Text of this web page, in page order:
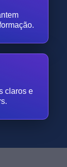
claros e